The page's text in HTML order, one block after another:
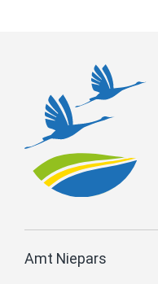
Amt Niepars